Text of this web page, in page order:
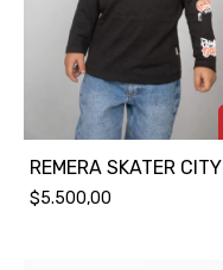
REMERA SKATER CITY
$5.500,00